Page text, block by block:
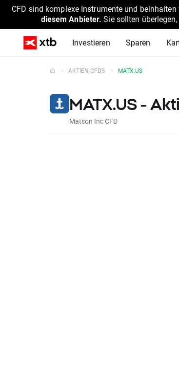
CFD sind komplexe Instrumente und
diesem Anbieter. Sie sollten
Investieren Sparen
AKTIEN-CFDS MATX.US
MATX.US -
Matson Inc CFD